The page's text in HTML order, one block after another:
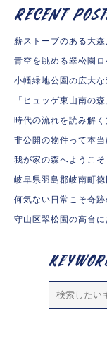
薪ストーブのある大
青空を眺める翠松園
小幡緑地公園の広大
「ヒュッゲ東山南の
時代の流れを読み解く
非公開の物件って本当
我が家の森へようこそ
岐阜県羽島郡岐南町
何気ない日常こそ奇跡
守山区翠松園の高台